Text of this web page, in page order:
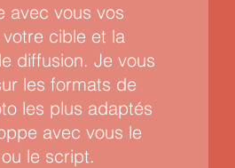
avec vous vos
cible et la
diffusion. Je vous
les formats de
les plus adaptés
avec vous le
le script.